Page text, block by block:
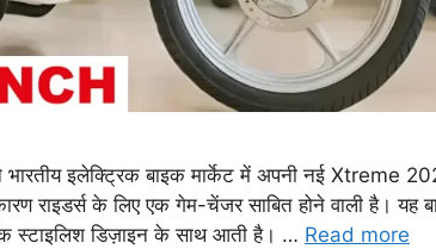
इलेक्ट्रिक बाइक मार्केट में अपनी नई Xtreme
राइडर्स के लिए एक गेम-चेंजर साबित होने वाली है। यह
स्टाइलिश डिज़ाइन के साथ आती है। … Read more